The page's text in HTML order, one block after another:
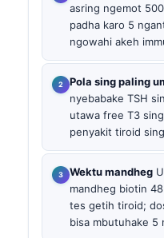
asring ngemot
padha karo 5
ngowahi akeh
Pola sing paling
nyebabake TSH
utawa free T3
penyakit tiroid
Wektu mandheg
mandheg biotin
tes getih tiroid;
bisa mbutuhake 5